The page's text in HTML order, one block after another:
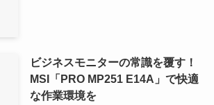
ビジネスモニターの常識を覆す！
MSI「PRO MP251 E14A」で快適
な作業環境を